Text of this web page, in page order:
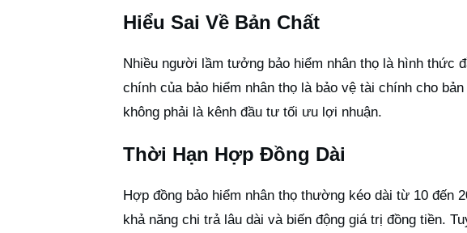
Hiểu Sai Về Bản Chất
Nhiều người lầm tưởng bảo hiểm nhân thọ là hình thức
chính của bảo hiểm nhân thọ là bảo vệ tài chính cho
không phải là kênh đầu tư tối ưu lợi nhuận.
Thời Hạn Hợp Đồng Dài
Hợp đồng bảo hiểm nhân thọ thường kéo dài từ 10 đến
khả năng chi trả lâu dài và biến động giá trị đồng tiền.